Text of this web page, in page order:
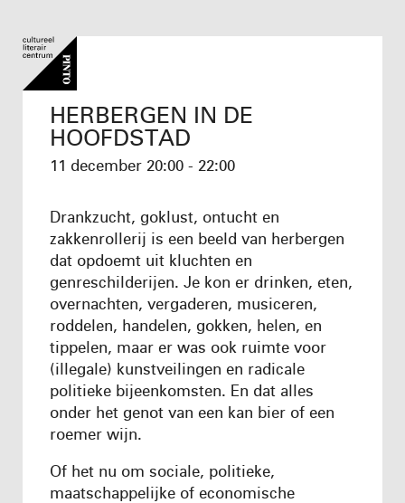
HERBERGEN IN DE
HOOFDSTAD
11 december 20:00 - 22:00
Drankzucht, goklust, ontucht en
zakkenrollerij is een beeld van herbergen
dat opdoemt uit kluchten en
genreschilderijen. Je kon er drinken, eten,
overnachten, vergaderen, musiceren,
roddelen, handelen, gokken, helen, en
tippelen, maar er was ook ruimte voor
(illegale) kunstveilingen en radicale
politieke bijeenkomsten. En dat alles
onder het genot van een kan bier of een
roemer wijn.
Of het nu om sociale, politieke,
maatschappelijke of economische